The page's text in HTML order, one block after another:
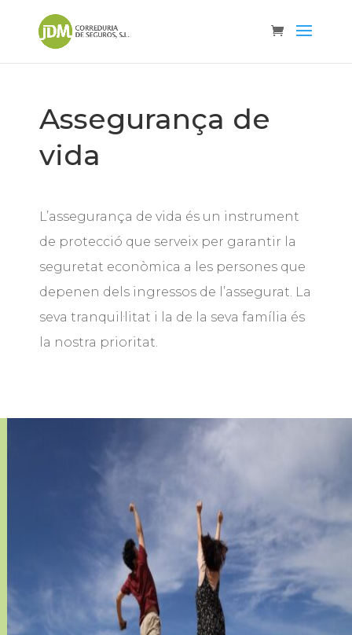
Assegurança de
vida
L’assegurança de vida és un instrument
de protecció que serveix per garantir la
seguretat econòmica a les persones que
depenen dels ingressos de l’assegurat. La
seva tranquil·litat i la de la seva família és
la nostra prioritat.